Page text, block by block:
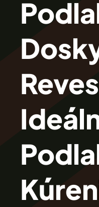
Revesen
Kolekcie
Trieda Podláh
Záštitu
Cennik
Galéria